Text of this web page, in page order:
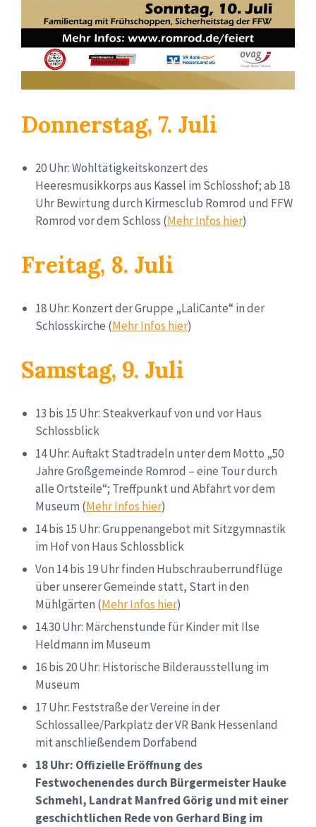
Donnerstag, 7. Juli
20 Uhr: Wohltätigkeitskonzert des
Heeresmusikkorps aus Kassel im Schlosshof; ab 18
Uhr Bewirtung durch Kirmesclub Romrod und FFW
Romrod vor dem Schloss (Mehr Infos hier)
Freitag, 8. Juli
18 Uhr: Konzert der Gruppe „LaliCante“ in der
Schlosskirche (Mehr Infos hier)
Samstag, 9. Juli
13 bis 15 Uhr: Steakverkauf von und vor Haus
Schlossblick
14 Uhr: Auftakt Stadtradeln unter dem Motto „50
Jahre Großgemeinde Romrod – eine Tour durch
alle Ortsteile“; Treffpunkt und Abfahrt vor dem
Museum (Mehr Infos hier)
14 bis 15 Uhr: Gruppenangebot mit Sitzgymnastik
im Hof von Haus Schlossblick
Von 14 bis 19 Uhr finden Hubschrauberrundflüge
über unserer Gemeinde statt, Start in den
Mühlgärten (Mehr Infos hier)
14.30 Uhr: Märchenstunde für Kinder mit Ilse
Heldmann im Museum
16 bis 20 Uhr: Historische Bilderausstellung im
Museum
17 Uhr: Feststraße der Vereine in der
Schlossallee/Parkplatz der VR Bank Hessenland
mit anschließendem Dorfabend
18 Uhr: Offizielle Eröffnung des
Festwochenendes durch Bürgermeister Hauke
Schmehl, Landrat Manfred Görig und mit einer
geschichtlichen Rede von Gerhard Bing im